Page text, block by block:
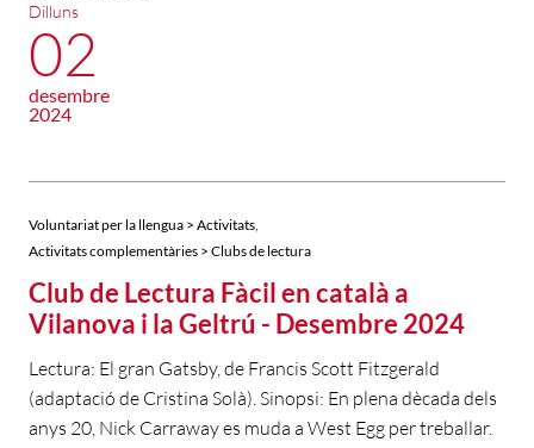
Dilluns
02
desembre
2024
Voluntariat per la llengua > Activitats
Activitats complementàries > Clubs de lectura
Club de Lectura Fàcil en català a
Vilanova i la Geltrú - Desembre 2024
Lectura: El gran Gatsby, de Francis Scott Fitzgerald
(adaptació de Cristina Solà). Sinopsi: En plena dècada dels
anys 20, Nick Carraway es muda a West Egg per treballar.